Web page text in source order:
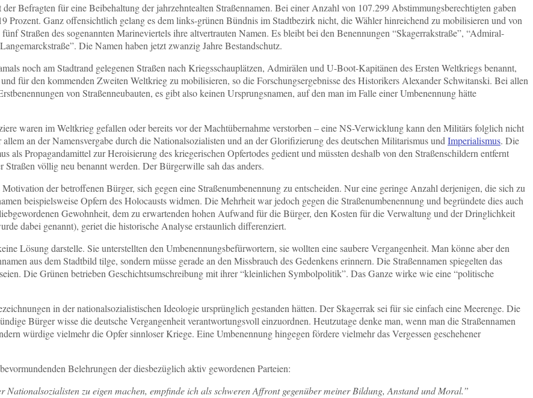
der Befragten für eine Beibehaltung der jahrzehntealten Straßennamen. Bei einer Anzahl von 107.299 Abstimmungsberechtigten gaben
Prozent. Ganz offensichtlich gelang es dem links-grünen Bündnis im Stadtbezirk nicht, die Wähler hinreichend zu mobilisieren und von
Straßen des sogenannten Marineviertels ihre altvertrauten Namen. Es bleibt bei den Benennungen “Skagerrakstraße”, “Admiral-
Die Namen haben jetzt zwanzig Jahre Bestandschutz.
noch am Stadtrand gelegenen Straßen nach Kriegsschauplätzen, Admirälen und U-Boot-Kapitänen des Ersten Weltkriegs benannt,
für den kommenden Zweiten Weltkrieg zu mobilisieren, so die Forschungsergebnisse des Historikers Alexander Schwitanski. Bei allen
von Straßenneubauten, es gibt also keinen Ursprungsnamen, auf den man im Falle einer Umbenennung hätte
waren im Weltkrieg gefallen oder bereits vor der Machtübernahme verstorben – eine NS-Verwicklung kann den Militärs folglich nicht
allem an der Namensvergabe durch die Nationalsozialisten und an der Glorifizierung des deutschen Militarismus und Imperialismus. Die
als Propagandamittel zur Heroisierung des kriegerischen Opfertodes gedient und müssten deshalb von den Straßenschildern entfernt
Straßen völlig neu benannt werden. Der Bürgerwille sah das anders.
der betroffenen Bürger, sich gegen eine Straßenumbenennung zu entscheiden. Nur eine geringe Anzahl derjenigen, die sich zu
beispielsweise Opfern des Holocausts widmen. Die Mehrheit war jedoch gegen die Straßenumbenennung und begründete dies auch
Gewohnheit, dem zu erwartenden hohen Aufwand für die Bürger, den Kosten für die Verwaltung und der Dringlichkeit
dabei genannt), geriet die historische Analyse erstaunlich differenziert.
Lösung darstelle. Sie unterstellten den Umbenennungsbefürwortern, sie wollten eine saubere Vergangenheit. Man könne aber den
aus dem Stadtbild tilge, sondern müsse gerade an den Missbrauch des Gedenkens erinnern. Die Straßennamen spiegelten das
Die Grünen betrieben Geschichtsumschreibung mit ihrer “kleinlichen Symbolpolitik”. Das Ganze wirke wie eine “politische
in der nationalsozialistischen Ideologie ursprünglich gestanden hätten. Der Skagerrak sei für sie einfach eine Meerenge. Die
Bürger wisse die deutsche Vergangenheit verantwortungsvoll einzuordnen. Heutzutage denke man, wenn man die Straßennamen
würdige vielmehr die Opfer sinnloser Kriege. Eine Umbenennung hingegen fördere vielmehr das Vergessen geschehener
Belehrungen der diesbezüglich aktiv gewordenen Parteien:
zu eigen machen, empfinde ich als schweren Affront gegenüber meiner Bildung, Anstand und Moral.”